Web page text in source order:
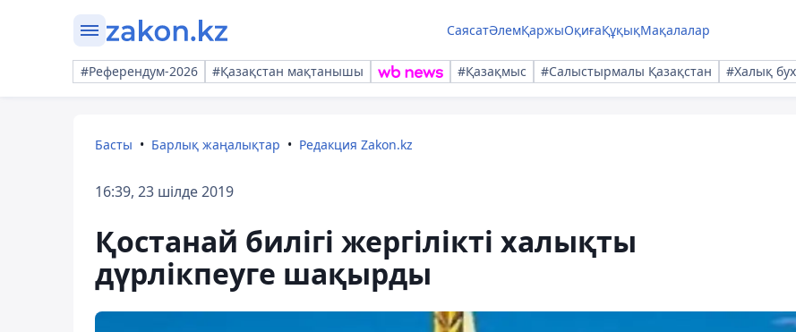
СаясатӘлемҚаржыОқиғаҚұқықМақалалар
#Референдум-2026 #Қазақстан мақтанышы #Қазақмыс #Салыстырмалы Қазақстан #Халық
Басты Барлық жаңалықтар Редакция Zakon.kz
16:39, 23 шілде 2019
Қостанай билігі жергілікті халықты
дүрлікпеуге шақырды